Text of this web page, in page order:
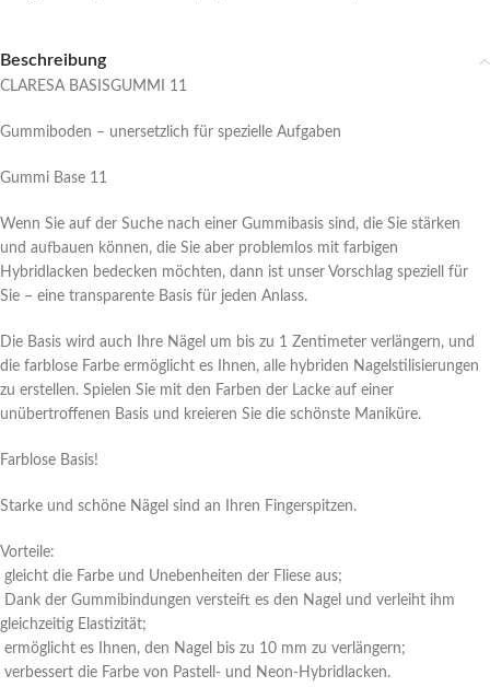
Beschreibung
CLARESA BASISGUMMI 11
Gummiboden – unersetzlich für spezielle Aufgaben
Gummi Base 11
Wenn Sie auf der Suche nach einer Gummibasis sind, die Sie stärken
und aufbauen können, die Sie aber problemlos mit farbigen
Hybridlacken bedecken möchten, dann ist unser Vorschlag speziell für
Sie – eine transparente Basis für jeden Anlass.
Die Basis wird auch Ihre Nägel um bis zu 1 Zentimeter verlängern, und
die farblose Farbe ermöglicht es Ihnen, alle hybriden Nagelstilisierungen
zu erstellen. Spielen Sie mit den Farben der Lacke auf einer
unübertroffenen Basis und kreieren Sie die schönste Maniküre.
Farblose Basis!
Starke und schöne Nägel sind an Ihren Fingerspitzen.
Vorteile:
gleicht die Farbe und Unebenheiten der Fliese aus;
Dank der Gummibindungen versteift es den Nagel und verleiht ihm
gleichzeitig Elastizität;
ermöglicht es Ihnen, den Nagel bis zu 10 mm zu verlängern;
verbessert die Farbe von Pastell- und Neon-Hybridlacken.